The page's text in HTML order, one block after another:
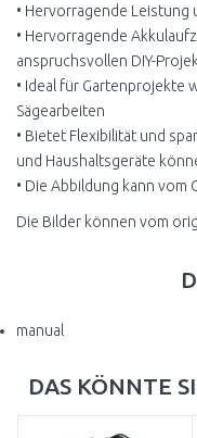
• Hervorragende Leistung
• Hervorragende
anspruchsvollen DIY-
• Ideal für Gartenprojekte
Sägearbeiten
• Bietet Flexibilität und
und Haushaltsgeräte
• Die Abbildung kann vom
Die Bilder können vom
manual
DAS KÖNNTE